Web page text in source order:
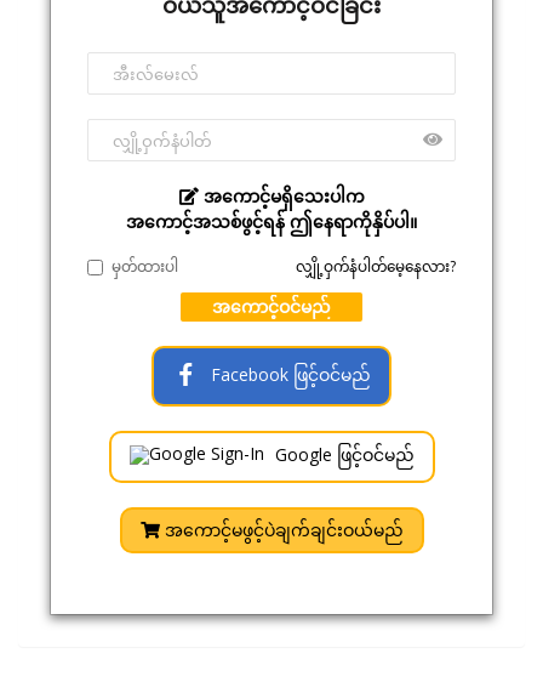
အကောင့်မရှိသေးပါက
အကောင့်အသစ်ဖွင့်ရန် ဤနေရာကိုနှိပ်ပါ။
မှတ်ထားပါ လျှို့ဝှက်နံပါတ်မေ့နေလား?
အကောင့်ဝင်မည်
Facebook ဖြင့်ဝင်မည်
Google ဖြင့်ဝင်မည်
အကောင့်မဖွင့်ပဲချက်ချင်းဝယ်မည်